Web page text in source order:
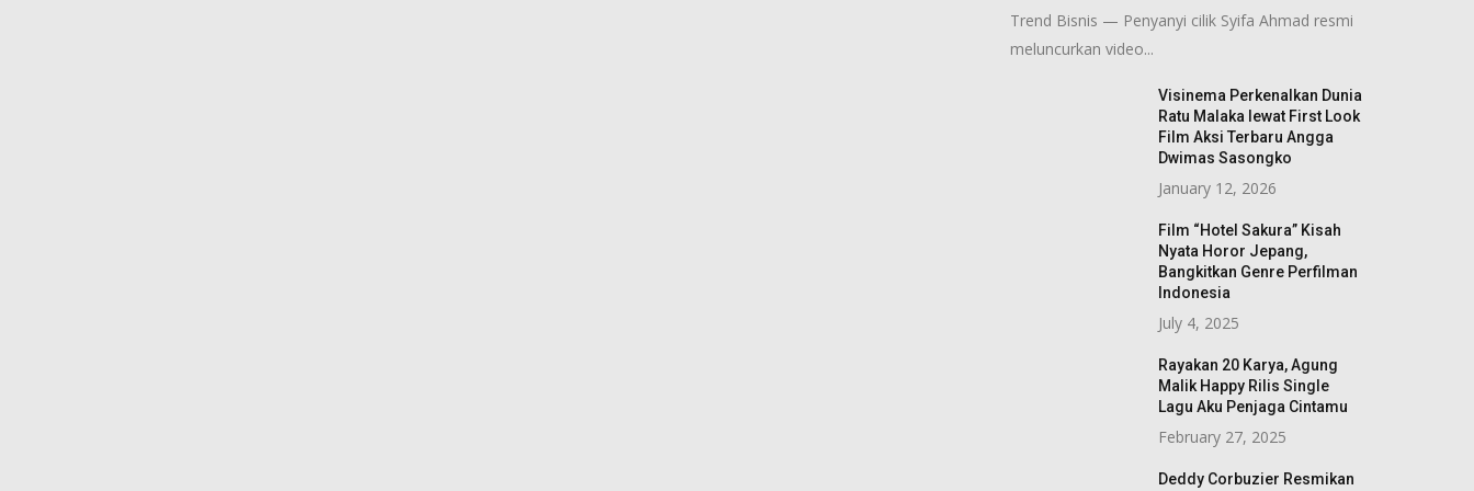
Trend Bisnis — Penyanyi cilik Syifa Ahmad resmi
meluncurkan video...
Visinema Perkenalkan Dunia
Ratu Malaka lewat First Look
Film Aksi Terbaru Angga
Dwimas Sasongko
January 12, 2026
Film “Hotel Sakura” Kisah
Nyata Horor Jepang,
Bangkitkan Genre Perfilman
Indonesia
July 4, 2025
Rayakan 20 Karya, Agung
Malik Happy Rilis Single
Lagu Aku Penjaga Cintamu
February 27, 2025
Deddy Corbuzier Resmikan